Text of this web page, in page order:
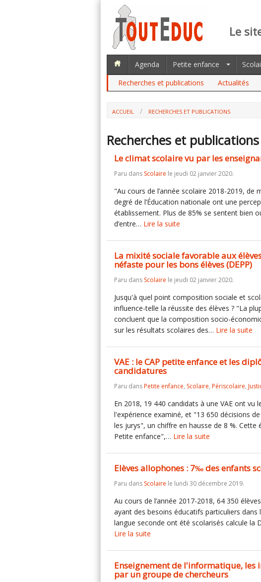
Le
Agenda Petite enfance
Recherches et publications
Actualités
ACCUEIL RECHERCHES ET PUBLICATIONS
Recherches et publications
Le climat scolaire vu par les
Paru dans Scolaire le jeudi 02 janvier 2020.
"Au cours de l’année scolaire 2018-2019,
degré de l’Éducation nationale ont une
établissement. Plus de 85% se sentent bien
d’entre… Lire la suite
La mixité sociale favorable aux
néfaste pour les bons élèves (DEPP)
Paru dans Scolaire le jeudi 02 janvier 2020.
Jusqu'à quel point composition sociale et
influence-telle la réussite des élèves ? "La
concluent que la composition socio-
sur les résultats scolaires des… Lire la suite
VAE : le CAP petite enfance et les
candidatures
Paru dansPetite enfance, Scolaire, Périscolaire,
En 2018, 19 440 candidats à une VAE ont vu
l'expérience examiné, et "13 650 décisions
les jurys", un chiffre en hausse de 8 %.
Petite enfance",… Lire la suite
Elèves allophones : 7‰ des enfants
Paru dans Scolaire le lundi 30 décembre 2019.
Au cours de l’année 2017-2018, 64 350
ayant des besoins éducatifs particuliers dans
langue seconde ont été scolarisés calcule la
Lire la suite
Enseignement de l'informatique, les
par un groupe de chercheurs